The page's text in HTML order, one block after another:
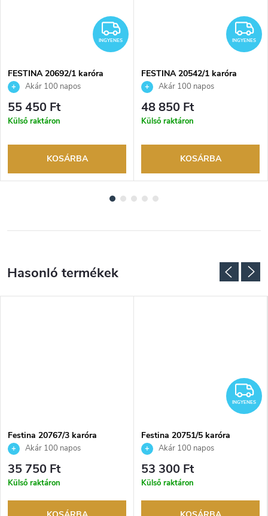
INGYENES
INGYENES
FESTINA 20692/1 karóra
Akár 100 napos
visszaküldési lehetőség. Hivatalos
márkakereskedő.
55 450 Ft
Külső raktáron
KOSÁRBA
INGYENES
FESTINA 20542/1 karóra
Akár 100 napos
visszaküldési lehetőség. Hivatalos
márkakereskedő.
48 850 Ft
Külső raktáron
KOSÁRBA
Festina 20767/3 karóra
Akár 100 napos
visszaküldési lehetőség. Hivatalos
márkakereskedő.
35 750 Ft
Külső raktáron
INGYENES
Festina 20751/5 karóra
Akár 100 napos
visszaküldési lehetőség. Hivatalos
márkakereskedő.
53 300 Ft
Külső raktáron